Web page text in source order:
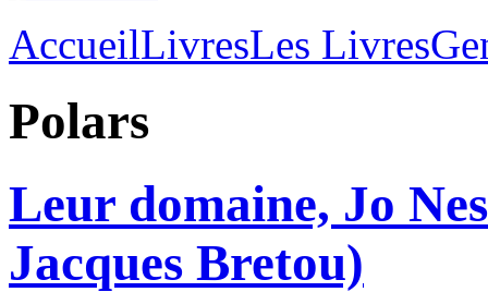
AccueilLivresLes Livres
Polars
Leur domaine, Jo
Jacques Bretou)